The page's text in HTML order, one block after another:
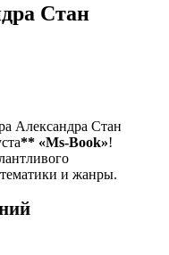
Стан
Александра Стан
** «Ms-Book»!
и жанры.